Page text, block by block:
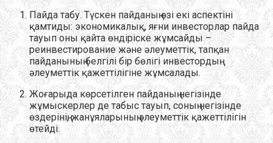
Пайда табу. Түскен пайданың өзі екі аспектіні
қамтиды: экономикалық, яғни инвесторлар пайда
тауып оны қайта өндіріске жұмсайды –
реинвестирование және әлеуметтік, тапқан
пайданының белгілі бір бөлігі инвестордың
әлеуметтік қажеттілігіне жұмсалады.
Жоғарыда көрсетілген пайданың негізінде
жұмыскерлер де табыс тауып, соның негізінде
өздерінің, жанұяларының әлеуметтік қажеттілігін
өтейді.